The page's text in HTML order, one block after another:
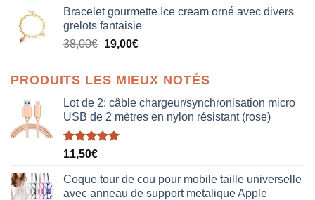
initial
était :
38,00€.
actuel
est :
19,00€.
Bracelet gourmette Ice cream orné avec divers
grelots fantaisie
38,00€ Le
était :
38,00€.
19,00€Le
est :
19,00€.
PRODUITS LES MIEUX NOTÉS
Lot de 2: câble chargeur/synchronisation micro
USB de 2 mètres en nylon résistant (rose)
Note5.00
11,50€
Coque tour de cou pour mobile taille universelle
avec anneau de support metalique Apple